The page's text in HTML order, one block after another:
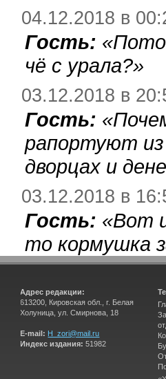
04.12.2018 в
Гость: «
чё с урала?»
03.12.2018 в
Гость: «
рапортуют из
дворцах и
03.12.2018 в
Гость: «Вот
то кормушка
Адрес редакции:
613200, Кировская обл., г. Белая
Холуница, ул. Смирнова, 18
E-mail: H_zori@mail.ru
Индекс издания: 51982